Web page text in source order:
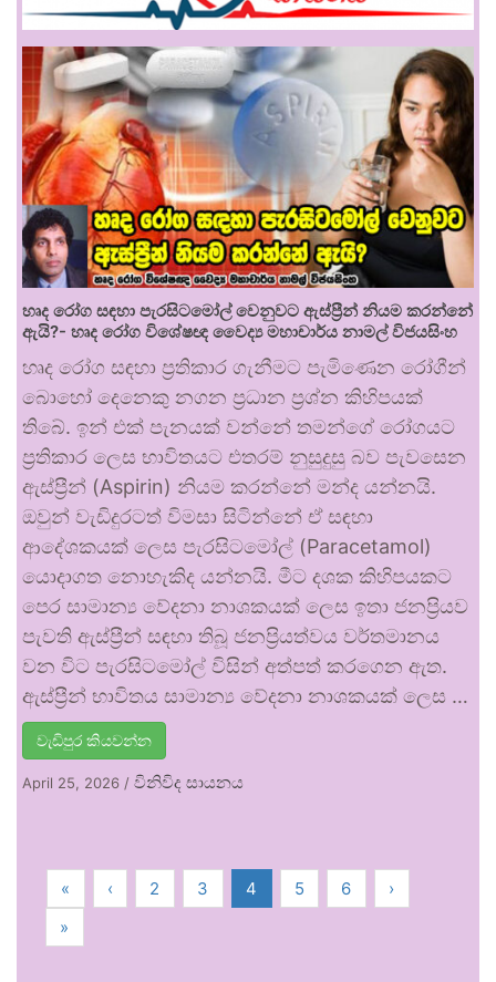
හෘද රෝග සඳහා පැරසිටමෝල් වෙනුවට ඇස්ප්‍රීන් නියම කරන්නේ
ඇයි?- හෘද රෝග විශේෂඥ වෛද්‍ය මහාචාර්ය නාමල් විජයසිංහ
හෘද රෝග සඳහා ප්‍රතිකාර ගැනීමට පැමිණෙන රෝගීන්
බොහෝ දෙනෙකු නගන ප්‍රධාන ප්‍රශ්න කිහිපයක්
තිබේ. ඉන් එක් පැනයක් වන්නේ තමන්ගේ රෝගයට
ප්‍රතිකාර ලෙස භාවිතයට එතරම් නුසුදුසු බව පැවසෙන
ඇස්ප්‍රීන් (Aspirin) නියම කරන්නේ මන්ද යන්නයි.
ඔවුන් වැඩිදුරටත් විමසා සිටින්නේ ඒ සඳහා
ආදේශකයක් ලෙස පැරසිටමෝල් (Paracetamol)
යොදාගත නොහැකිද යන්නයි. මීට දශක කිහිපයකට
පෙර සාමාන්‍ය වේදනා නාශකයක් ලෙස ඉතා ජනප්‍රියව
පැවති ඇස්ප්‍රීන් සඳහා තිබූ ජනප්‍රියත්වය වර්තමානය
වන විට පැරසිටමෝල් විසින් අත්පත් කරගෙන ඇත.
ඇස්ප්‍රීන් භාවිතය සාමාන්‍ය වේදනා නාශකයක් ලෙස …
වැඩිපුර කියවන්න
April 25, 2026 / විනිවිද සායනය
« ‹ 2 3 4 5 6
›
»